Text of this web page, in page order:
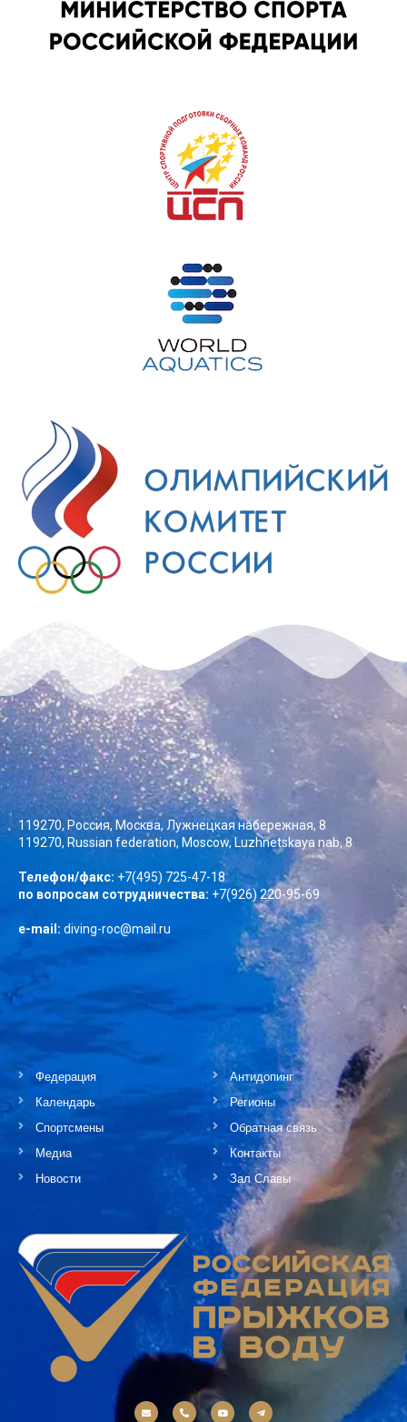
119270, Россия, Москва, Лужнецкая набережная, 8
119270, Russian federation, Moscow, Luzhnetskaya nab, 8
Телефон/факс: +7(495) 725-47-18
по вопросам сотрудничества: +7(926) 220-95-69
e-mail: diving-roc@mail.ru
Федерация
Календарь
Спортсмены
Медиа
Новости
Антидопинг
Регионы
Обратная связь
Контакты
Зал Славы